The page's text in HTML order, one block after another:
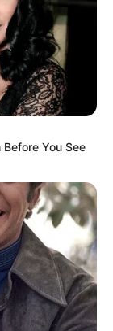
wajib ditandai
You See